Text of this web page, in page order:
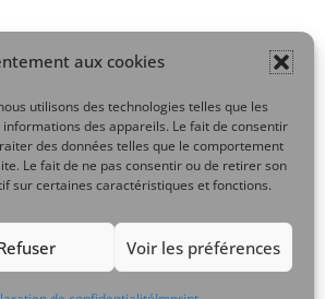
aux cookies
utilisons des technologies telles que les
des appareils. Le fait de consentir
des données telles que le comportement
Le fait de ne pas consentir ou de retirer son
sur certaines caractéristiques et fonctions.
Voir les préférences
Mon compte